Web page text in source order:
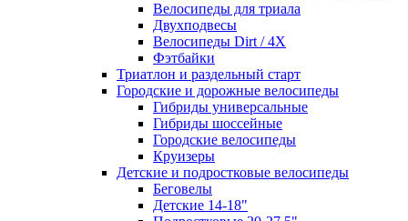
Велосипеды для триала
Двухподвесы
Велосипеды Dirt / 4X
Фэтбайки
Триатлон и раздельный старт
Городские и дорожные велосипеды
Гибриды универсальные
Гибриды шоссейные
Городские велосипеды
Круизеры
Детские и подростковые велосипеды
Беговелы
Детские 14-18"